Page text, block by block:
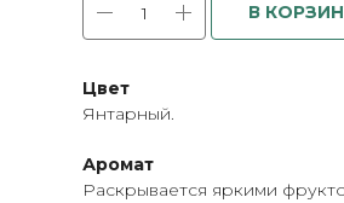
В
Цвет
Янтарный.
Аромат
Раскрывается яркими